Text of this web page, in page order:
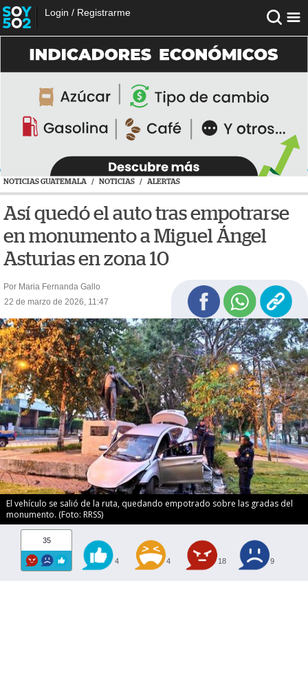
Login / Registrarme
NOTICIAS GUATEMALA / NOTICIAS / ALERTAS
Así quedó el auto tras empotrarse
en monumento a Miguel Ángel
Asturias en zona 10
Por Maria Fernanda Gallo
22 de marzo de 2026, 11:47
El vehículo se salió de la ruta, quedando empotrado sobre las gradas del
monumento. (Foto: RRSS)
35
4 4 18 9